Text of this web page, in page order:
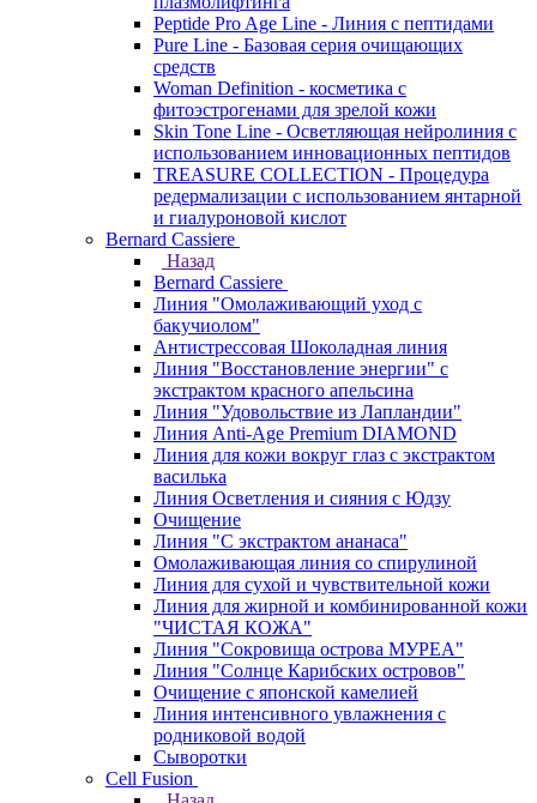
Peptide Pro Age Line - Линия с пептидами
Pure Line - Базовая серия очищающих
средств
Woman Definition - косметика с
фитоэстрогенами для зрелой кожи
Skin Tone Line - Осветляющая нейролиния с
использованием инновационных пептидов
TREASURE COLLECTION - Процедура
редермализации с использованием янтарной
и гиалуроновой кислот
Bernard Cassiere
Назад
Bernard Cassiere
Линия "Омолаживающий уход с
бакучиолом"
Антистрессовая Шоколадная линия
Линия "Восстановление энергии" с
экстрактом красного апельсина
Линия "Удовольствие из Лапландии"
Линия Anti-Age Premium DIAMOND
Линия для кожи вокруг глаз с экстрактом
василька
Линия Осветления и сияния с Юдзу
Очищение
Линия "С экстрактом ананаса"
Омолаживающая линия со спирулиной
Линия для сухой и чувствительной кожи
Линия для жирной и комбинированной кожи
"ЧИСТАЯ КОЖА"
Линия "Сокровища острова МУРЕА"
Линия "Солнце Карибских островов"
Очищение с японской камелией
Линия интенсивного увлажнения с
родниковой водой
Сыворотки
Cell Fusion